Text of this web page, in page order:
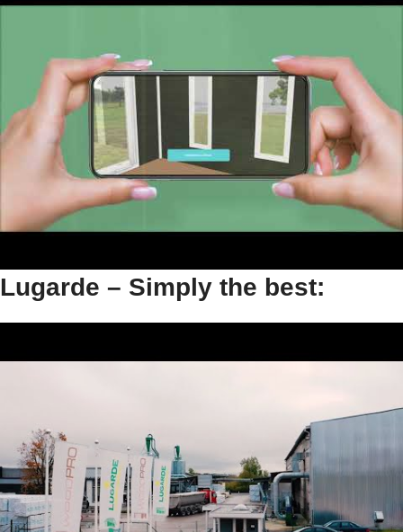
Lugarde – Simply the best: